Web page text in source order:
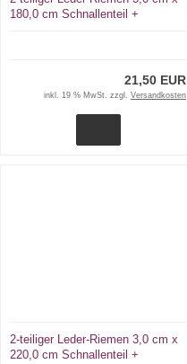
180,0 cm Schnallenteil +
21,50 EUR
inkl. 19 % MwSt. zzgl. Versandkosten
2-teiliger Leder-Riemen 3,0 cm x
220,0 cm Schnallenteil +